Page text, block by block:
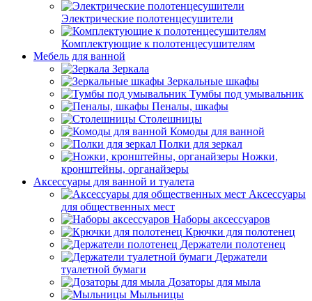
Электрические полотенцесушители
Комплектующие к полотенцесушителям
Мебель для ванной
Зеркала
Зеркальные шкафы
Тумбы под умывальник
Пеналы, шкафы
Столешницы
Комоды для ванной
Полки для зеркал
Ножки,
кронштейны, органайзеры
Аксессуары для ванной и туалета
Аксессуары
для общественных мест
Наборы аксессуаров
Крючки для полотенец
Держатели полотенец
Держатели
туалетной бумаги
Дозаторы для мыла
Мыльницы